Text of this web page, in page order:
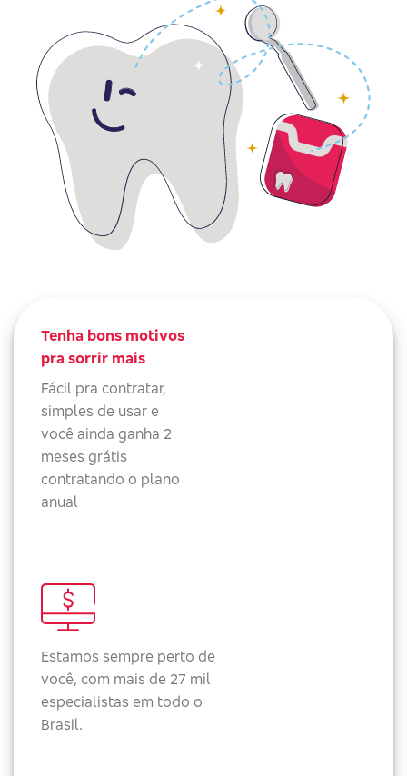
Tenha bons motivos
pra sorrir mais
Fácil pra contratar,
simples de usar e
você ainda ganha 2
meses grátis
contratando o plano
anual
Estamos sempre perto de
você, com mais de 27 mil
especialistas em todo o
Brasil.